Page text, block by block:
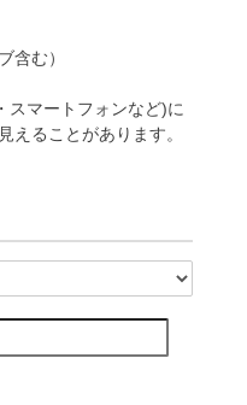
含む）
マートフォンなど)に
えることがあります。